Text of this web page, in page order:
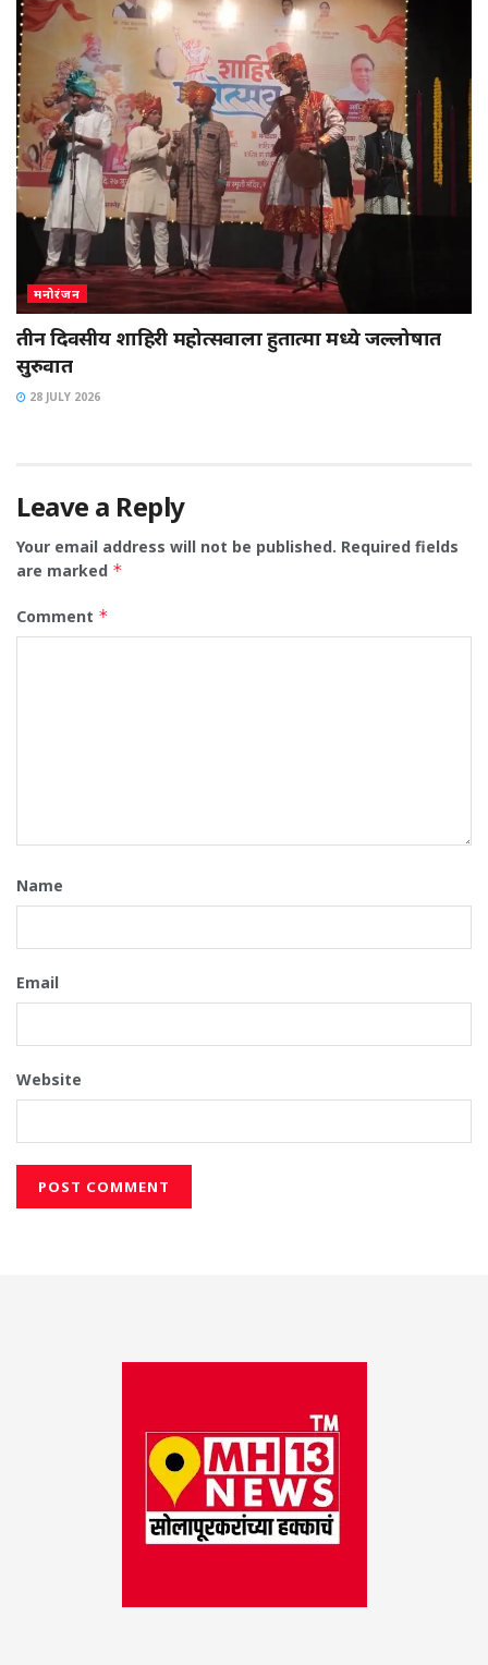
मनोरंजन
तीन दिवसीय शाहिरी महोत्सवाला हुतात्मा मध्ये जल्लोषात
सुरुवात
28 JULY 2026
Leave a Reply
Your email address will not be published. Required fields
are marked *
Comment *
Name
Email
Website